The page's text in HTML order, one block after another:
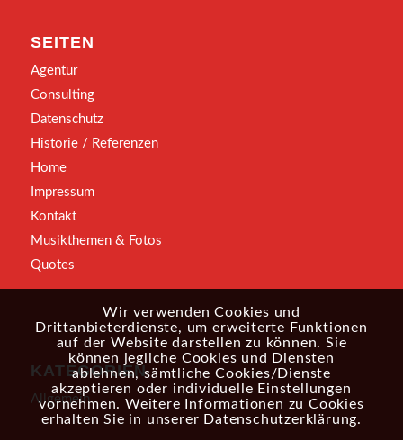
SEITEN
Agentur
Consulting
Datenschutz
Historie / Referenzen
Home
Impressum
Kontakt
Musikthemen & Fotos
Quotes
KATEGORIEN
Allgemein
Wir verwenden Cookies und
Drittanbieterdienste, um erweiterte Funktionen
auf der Website darstellen zu können. Sie
können jegliche Cookies und Diensten
ablehnen, sämtliche Cookies/Dienste
akzeptieren oder individuelle Einstellungen
vornehmen. Weitere Informationen zu Cookies
erhalten Sie in unserer Datenschutzerklärung.